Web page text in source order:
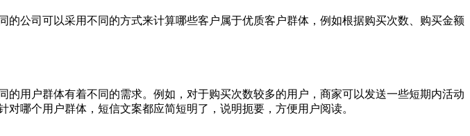
公司可以采用不同的方式来计算哪些客户属于优质客户群体，例如根据购买次数、购买金额
用户群体有着不同的需求。例如，对于购买次数较多的用户，商家可以发送一些短期内活动
哪个用户群体，短信文案都应简短明了，说明扼要，方便用户阅读。